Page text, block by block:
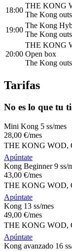
18:00
THE KONG
The Kong
19:00
The Kong
The Kong
20:00
THE KONG
Open box
The Kong
Tarifas
No es lo que tu
Mini Kong 5 ss/mes
28,00 €/mes
THE KONG WOD,
Apúntate
Kong Beginner 9 ss/
43,00 €/mes
THE KONG WOD,
Apúntate
Kong 13 ss/mes
49,00 €/mes
THE KONG WOD,
Apúntate
Kong avanzado 16